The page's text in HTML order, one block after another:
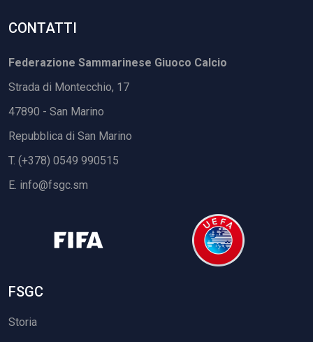
CONTATTI
Federazione Sammarinese Giuoco Calcio
Strada di Montecchio, 17
47890 - San Marino
Repubblica di San Marino
T. (+378) 0549 990515
E. info@fsgc.sm
FSGC
Storia